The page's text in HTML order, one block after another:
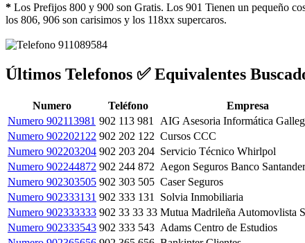
* Los Prefijos 800 y 900 son Gratis. Los 901 Tienen un pequeño
los 806, 906 son carisimos y los 118xx supercaros.
Últimos Telefonos ✅ Equivalentes
Numero Teléfono
Empresa
Numero 902113981 902 113 981
AIG Asesoria Informática
Numero 902202122 902 202 122 Cursos CCC
Numero 902203204 902 203 204 Servicio Técnico Whirlpol
Numero 902244872 902 244 872 Aegon Seguros Banco Santander
Numero 902303505 902 303 505 Caser Seguros
Numero 902333131 902 333 131
Solvia Inmobiliaria
Numero 902333333 902 33 33 33 Mutua Madrileña Automovlista
Numero 902333543 902 333 543 Adams Centro de Estudios